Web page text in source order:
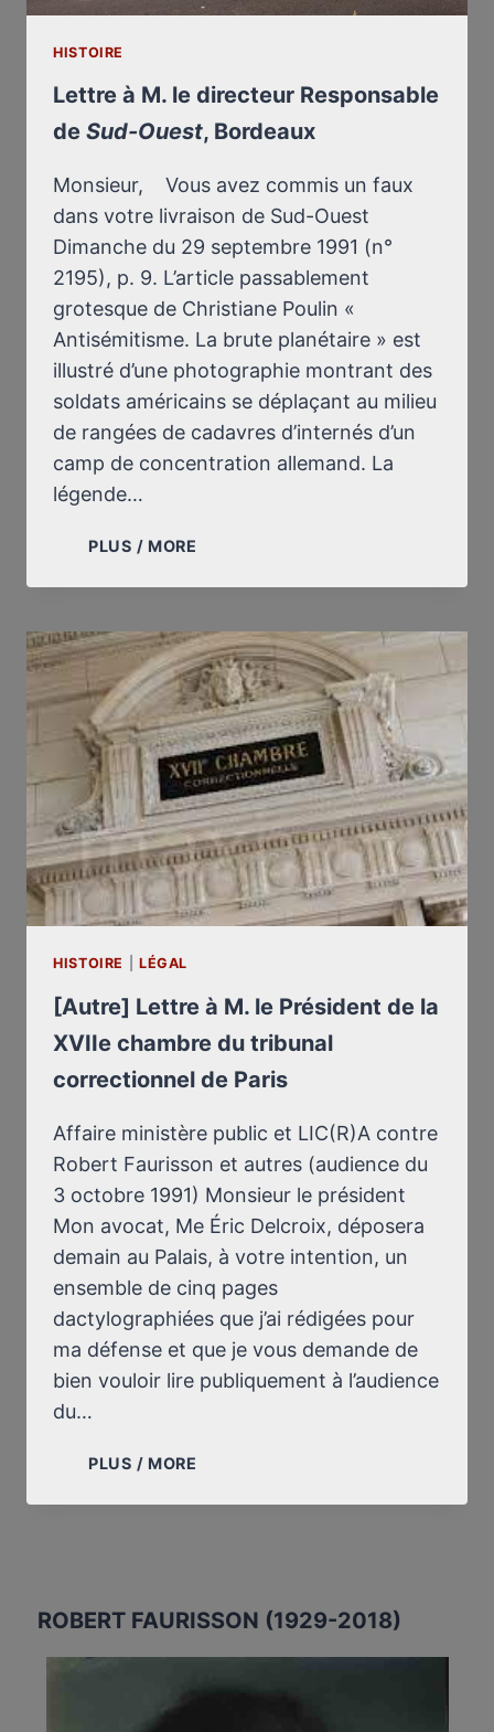
HISTOIRE
Lettre à M. le directeur Responsable
de Sud-Ouest, Bordeaux
Monsieur, Vous avez commis un faux
dans votre livraison de Sud-Ouest
Dimanche du 29 septembre 1991 (n°
2195), p. 9. L’article passablement
grotesque de Christiane Poulin «
Antisémitisme. La brute planétaire » est
illustré d’une photographie montrant des
soldats américains se déplaçant au milieu
de rangées de cadavres d’internés d’un
camp de concentration allemand. La
légende…
PLUS / MORE
M.
DIRECTEUR
RESPONSABLE
DE
SUD-
OUEST,
BORDEAUX
HISTOIRE LÉGAL
[Autre] Lettre à M. le Président de la
XVIIe chambre du tribunal
correctionnel de Paris
Affaire ministère public et LIC(R)A contre
Robert Faurisson et autres (audience du
3 octobre 1991) Monsieur le président
Mon avocat, Me Éric Delcroix, déposera
demain au Palais, à votre intention, un
ensemble de cinq pages
dactylographiées que j’ai rédigées pour
ma défense et que je vous demande de
bien vouloir lire publiquement à l’audience
du…
PLUS / MORE
À
DE
XVIIE
CHAMBRE
ROBERT FAURISSON (1929-2018)